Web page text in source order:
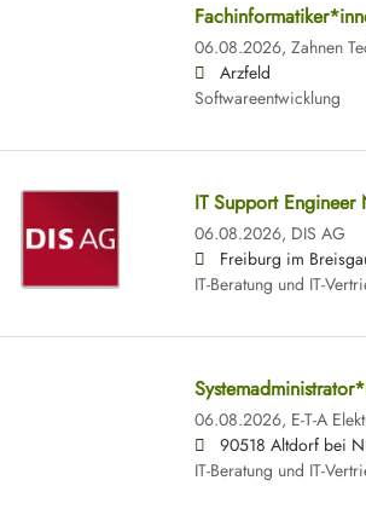
06.08.2026, Zahnen
Arzfeld
Softwareentwicklung
IT Support
06.08.2026, DIS AG
Freiburg im
IT-Beratung und IT-
06.08.2026, E-T-A
90518 Altdorf bei
IT-Beratung und IT-